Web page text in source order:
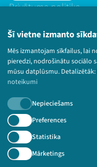
Šī vietne izmanto
Mēs izmantojam sīkfailus, lai
pieredzi, nodrošinātu sociālo
mūsu datplūsmu. Detalizētāk:
noteikumi
Nepieciešams
Preferences
Statistika
Mārketings
Privātuma politika
Bērnu aizsardzības
© 2026 Sarunu
paturētas.
Piesakies
Nepalaid garām aktuālāko